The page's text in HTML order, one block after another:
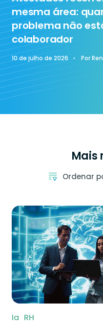
mesma área:
problema não
colaborador
10 de julho de 2026 Por
Mais
Ordenar
Ia RH